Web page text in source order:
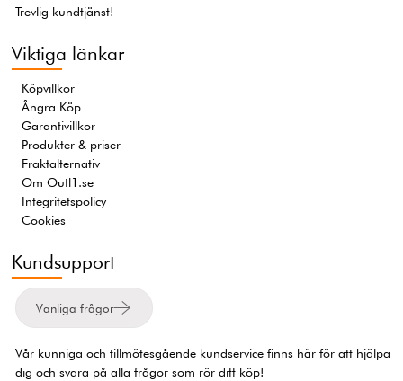
Trevlig kundtjänst!
Viktiga länkar
Köpvillkor
Ångra Köp
Garantivillkor
Produkter & priser
Fraktalternativ
Om Outl1.se
Integritetspolicy
Cookies
Kundsupport
Vanliga frågor
Vår kunniga och tillmötesgående kundservice finns här för att hjälpa
dig och svara på alla frågor som rör ditt köp!